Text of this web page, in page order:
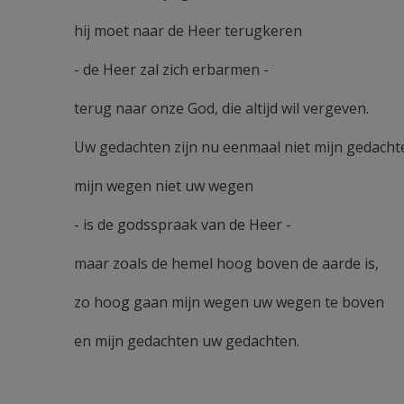
hij moet naar de Heer terugkeren
- de Heer zal zich erbarmen -
terug naar onze God, die altijd wil vergeven.
Uw gedachten zijn nu eenmaal niet mijn
mijn wegen niet uw wegen
- is de godsspraak van de Heer -
maar zoals de hemel hoog boven de aarde is,
zo hoog gaan mijn wegen uw wegen te boven
en mijn gedachten uw gedachten.